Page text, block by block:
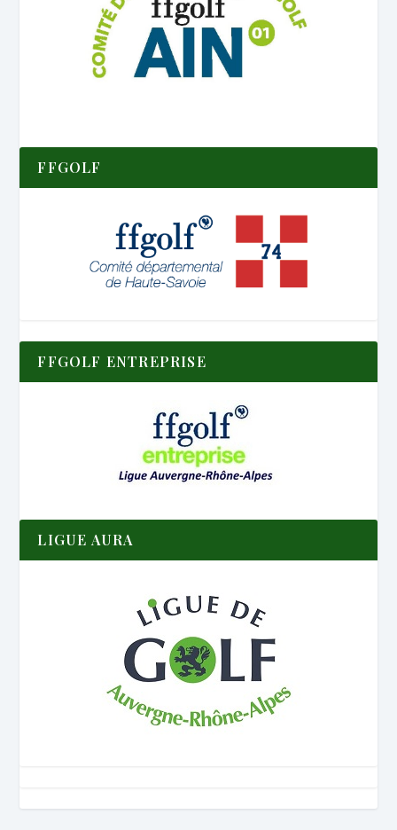
FFGOLF
FFGOLF ENTREPRISE
LIGUE AURA